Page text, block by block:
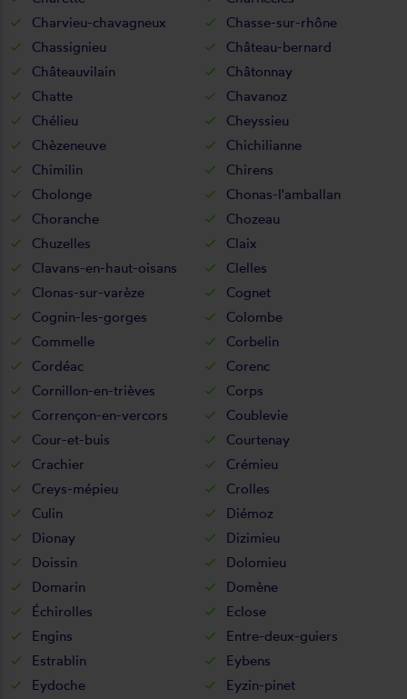
Charvieu-chavagneux
Chasse-sur-rhône
Chassignieu
Château-bernard
Châteauvilain
Châtonnay
Chatte
Chavanoz
Chélieu
Cheyssieu
Chèzeneuve
Chichilianne
Chimilin
Chirens
Cholonge
Chonas-l'amballan
Choranche
Chozeau
Chuzelles
Claix
Clavans-en-haut-oisans
Clelles
Clonas-sur-varèze
Cognet
Cognin-les-gorges
Colombe
Commelle
Corbelin
Cordéac
Corenc
Cornillon-en-trièves
Corps
Corrençon-en-vercors
Coublevie
Cour-et-buis
Courtenay
Crachier
Crémieu
Creys-mépieu
Crolles
Culin
Diémoz
Dionay
Dizimieu
Doissin
Dolomieu
Domarin
Domène
Échirolles
Eclose
Engins
Entre-deux-guiers
Estrablin
Eybens
Eydoche
Eyzin-pinet